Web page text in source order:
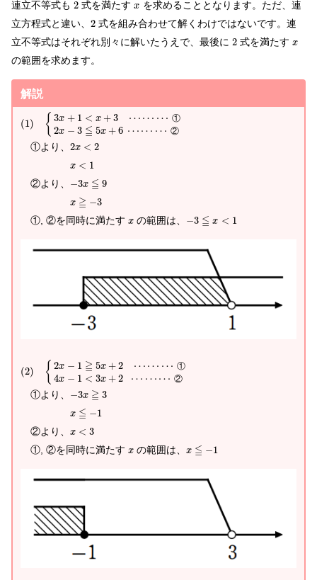
連立不等式も 2 式を満たすx を求めることとなります。ただ、連
立方程式と違い、 2 式を組み合わせて解くわけではないです。連
立不等式はそれぞれ別々に解いたうえで、最後に 2 式を満たすx
の範囲を求めます。
解説
(1) { 3x + 1 < x +3 ⋯ ⋯ ⋯ ①
2x − 3 ≦ 5x +6 ⋯ ⋯ ⋯ ②
①より、2x < 2
x < 1
②より、 −3x ≦ 9
x ≧ −3
①, ②を同時に満たすx の範囲は、 −3 ≦ x < 1
(2) { 2x − 1 ≧ 5x +2 ⋯ ⋯ ⋯ ①
4x − 1 < 3x +2 ⋯ ⋯ ⋯ ②
①より、 −3x ≧ 3
x ≦ −1
②より、x < 3
①, ②を同時に満たすx の範囲は、x ≦ −1